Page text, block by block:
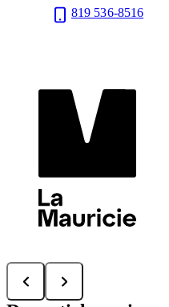
819 536-8516